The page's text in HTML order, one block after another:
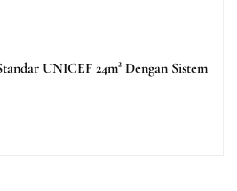
UNICEF 24m² Dengan Sistem